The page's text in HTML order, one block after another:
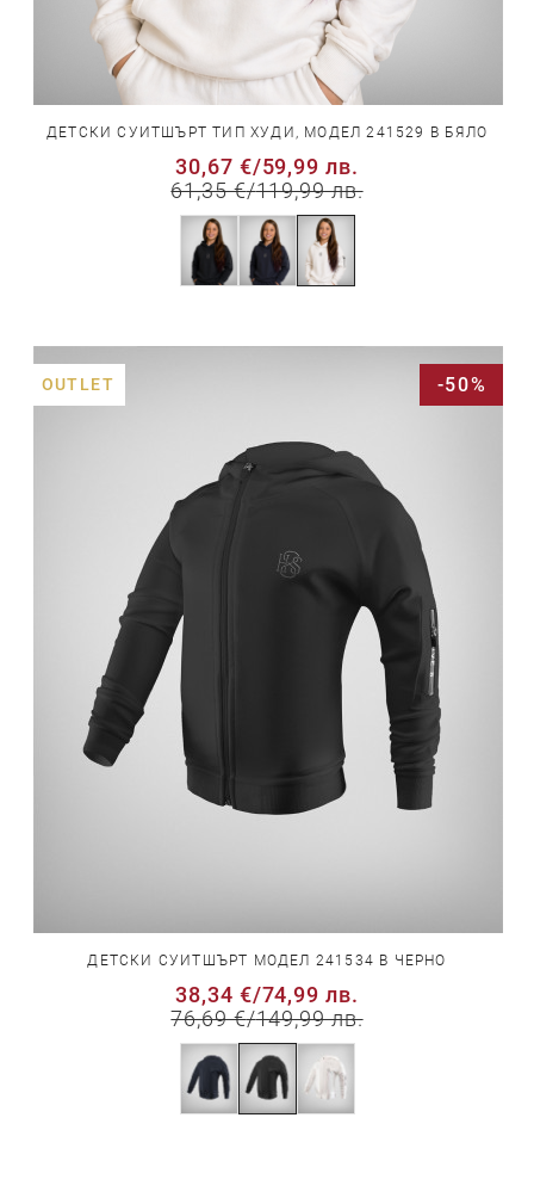
ДЕТСКИ СУИТШЪРТ ТИП ХУДИ, МОДЕЛ 241529 В БЯЛО
30,67 €/59,99 лв.
61,35 €/119,99 лв.
OUTLET -50%
ДЕТСКИ СУИТШЪРТ МОДЕЛ 241534 В ЧЕРНО
38,34 €/74,99 лв.
76,69 €/149,99 лв.